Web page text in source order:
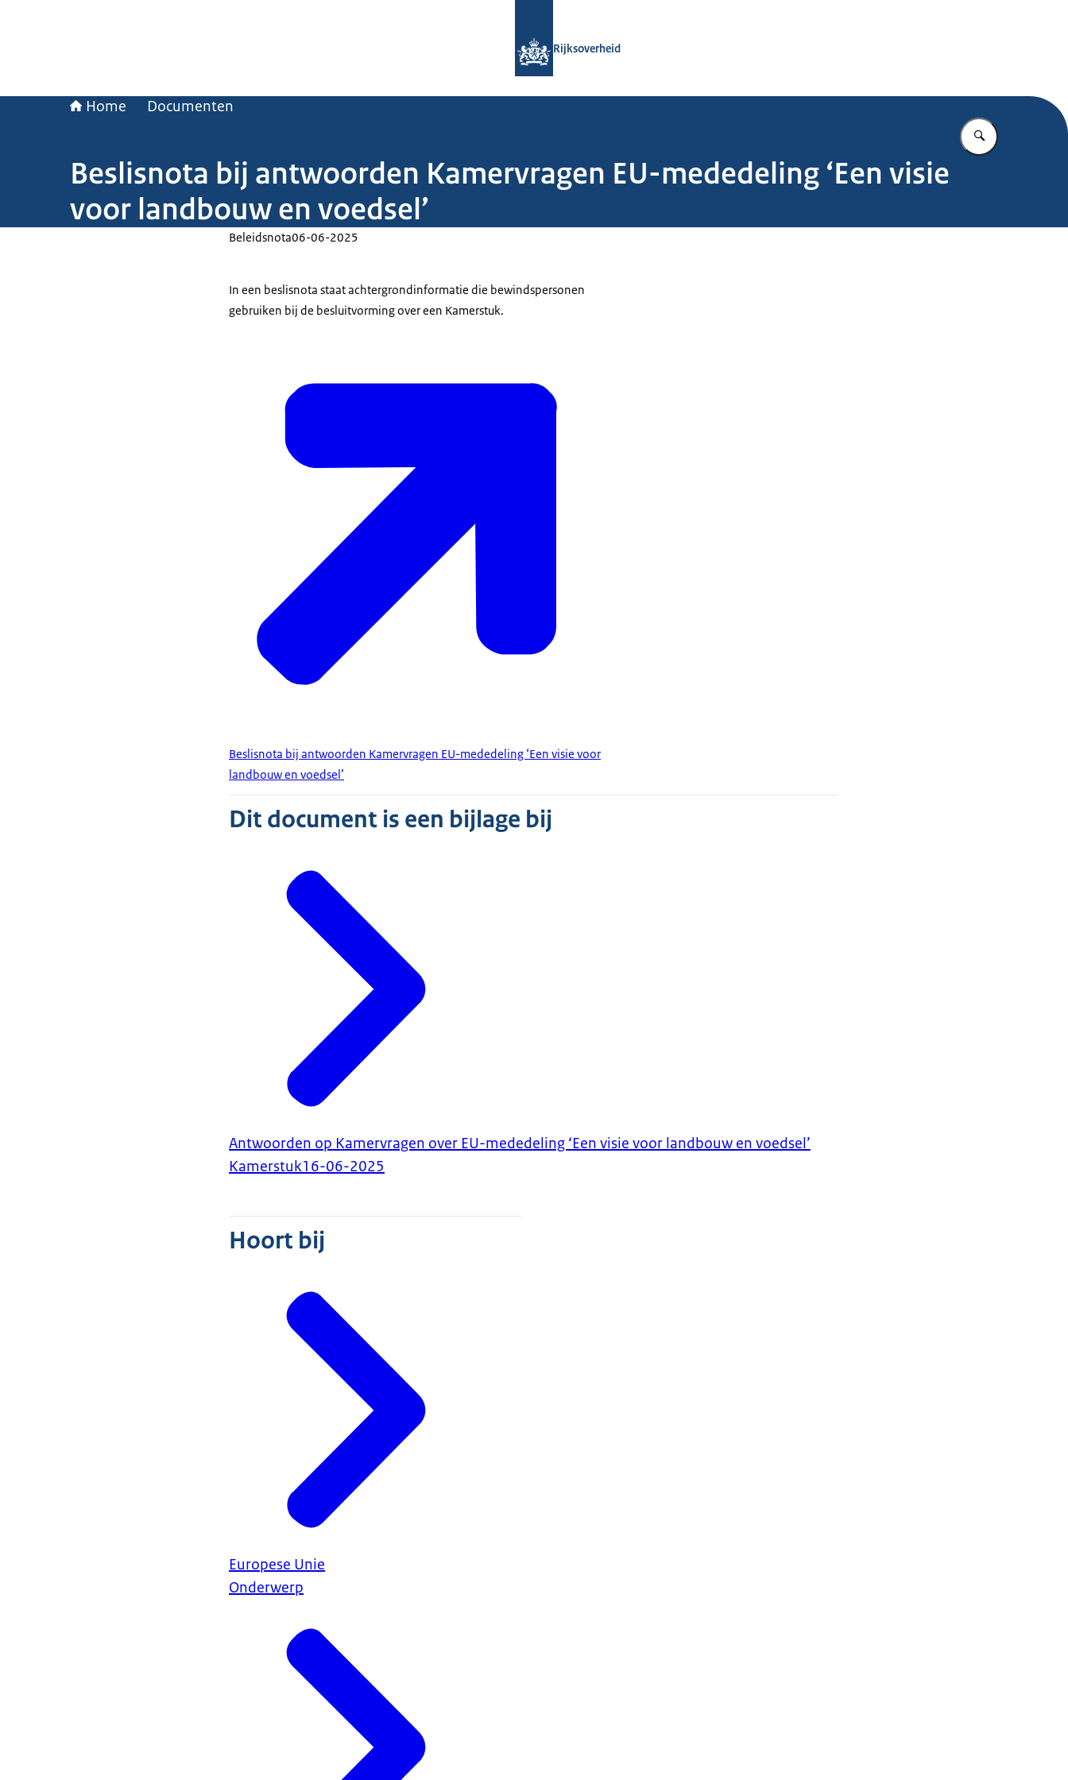
Rijksoverheid
Home Documenten
Vul in wat u
Beslisnota bij antwoorden Kamervragen EU-mededeling ‘Een visie
voor landbouw en voedsel’
Beleidsnota06-06-2025
In een beslisnota staat achtergrondinformatie die bewindspersonen
gebruiken bij de besluitvorming over een Kamerstuk.
Beslisnota bij antwoorden Kamervragen EU-mededeling ‘Een visie voor
landbouw en voedsel’
Dit document is een bijlage bij
Antwoorden op Kamervragen over EU-mededeling ‘Een visie voor landbouw en voedsel’
Kamerstuk16-06-2025
Hoort bij
Europese Unie
Onderwerp